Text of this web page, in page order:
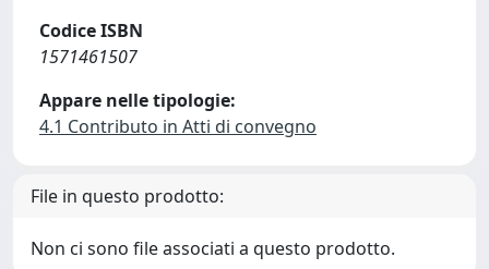
Codice ISBN
1571461507
Appare nelle tipologie:
4.1 Contributo in Atti di convegno
File in questo prodotto:
Non ci sono file associati a questo prodotto.